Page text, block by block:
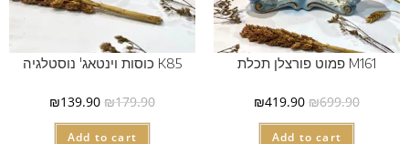
M161 פמוט פורצלן תכלת
₪699.90
₪419.90
Add to cart
K85 כוסות וינטאג' נוסטלגיה
₪179.90
₪139.90
Add to cart